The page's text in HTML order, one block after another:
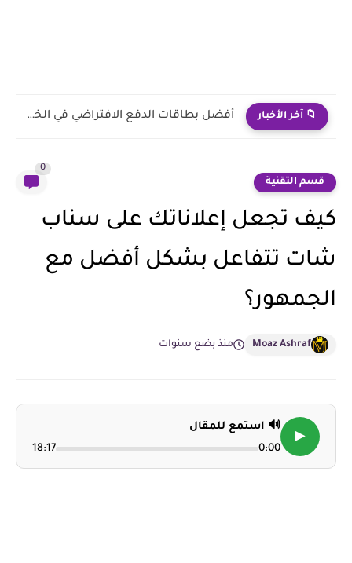
📁 آخر الأخبار أفضل المحافظ الإلكترونية في الخليج 2026: هل فعلاً بتوفّر فلوسك...
قسم التقنية
0
كيف تجعل إعلاناتك على سناب
شات تتفاعل بشكل أفضل مع
الجمهور؟
Moaz Ashraf منذ بضع سنوات
▶
🔊 استمع للمقال
0:00
18:17